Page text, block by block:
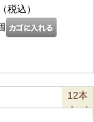
税込）
12本
パック